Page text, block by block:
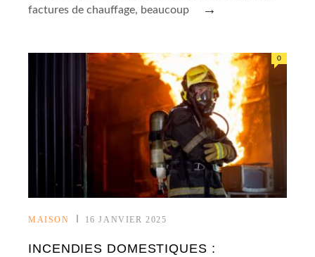
factures de chauffage, beaucoup
→
MAISON 16 JANVIER 2025
0
INCENDIES DOMESTIQUES :